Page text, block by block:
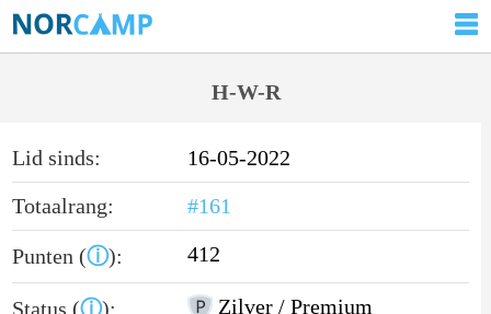
H-W-R
Lid sinds:
16-05-2022
Totaalrang:
#161
Punten (ⓘ): 412
Status (ⓘ): Zilver / Premium